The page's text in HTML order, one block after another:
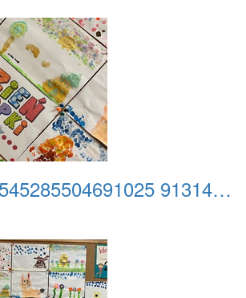
459829550 545285504691025 9131457911753451424 n